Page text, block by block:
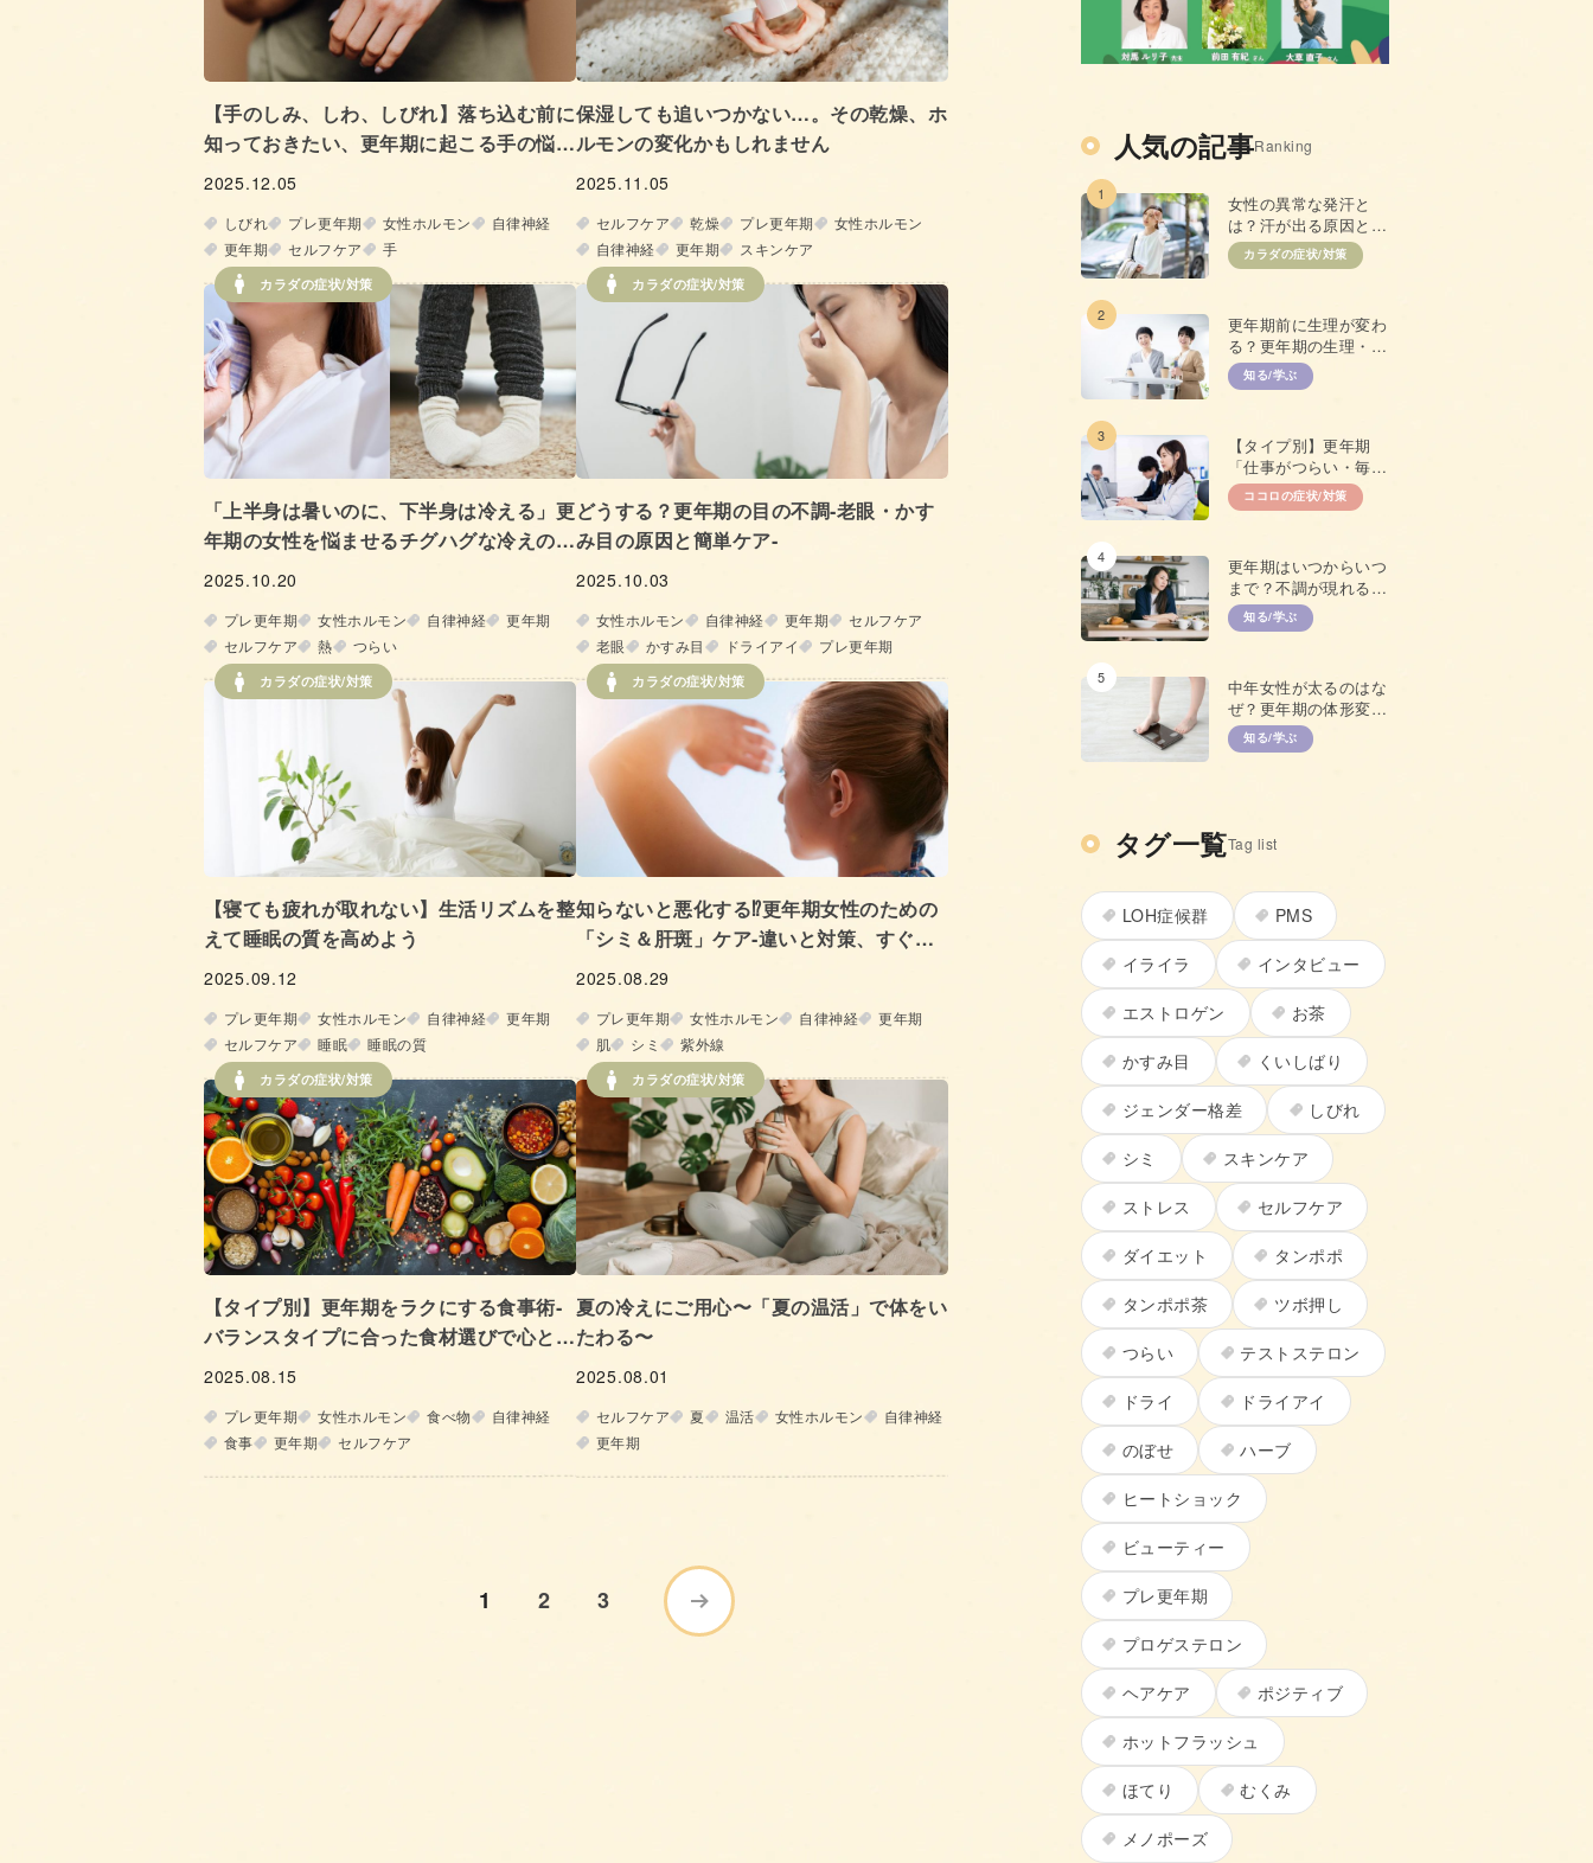
【手のしみ、しわ、しびれ】落ち込む前に
知っておきたい、更年期に起こる手の悩み
とケア方法
2025.12.05
しびれ プレ更年期 女性ホルモン
自律神経
更年期
セルフケア 手
保湿しても追いつかない…。その乾燥、ホ
ルモンの変化かもしれません
2025.11.05
セルフケア 乾燥 プレ更年期
女性ホルモン
自律神経
更年期 スキンケア
カラダの症状/対策
「上半身は暑いのに、下半身は冷える」更
年期の女性を悩ませるチグハグな冷えの正
体とは!?
2025.10.20
プレ更年期 女性ホルモン 自律神経
更年期
セルフケア
熱 つらい
カラダの症状/対策
どうする？更年期の目の不調‐老眼・かす
み目の原因と簡単ケア‐
2025.10.03
女性ホルモン 自律神経 更年期
セルフケア
老眼
かすみ目 ドライアイ プレ更年期
カラダの症状/対策
【寝ても疲れが取れない】生活リズムを整
えて睡眠の質を高めよう
2025.09.12
プレ更年期 女性ホルモン 自律神経
更年期
セルフケア
睡眠 睡眠の質
カラダの症状/対策
知らないと悪化する⁉更年期女性のための
「シミ＆肝斑」ケア‐違いと対策、すぐに
キレイになれるメイク法‐
2025.08.29
プレ更年期 女性ホルモン 自律神経
更年期
肌
シミ 紫外線
カラダの症状/対策
【タイプ別】更年期をラクにする食事術‐
バランスタイプに合った食材選びで心と体
をととのえよう‐
2025.08.15
プレ更年期 女性ホルモン 食べ物
自律神経
食事
更年期 セルフケア
カラダの症状/対策
夏の冷えにご用心〜「夏の温活」で体をい
たわる〜
2025.08.01
セルフケア 夏 温活 女性ホルモン
自律神経
更年期
1 2 3
人気の記事Ranking
1
女性の異常な発汗と
は？汗が出る原因と抑
えるための対策
カラダの症状/対策
2
更年期前に生理が変わ
る？更年期の生理・
PMSとの違い
知る/学ぶ
3
【タイプ別】更年期
「仕事がつらい・毎日
やる気が出ない」原因
と対策
ココロの症状/対策
4
更年期はいつからいつ
まで？不調が現れる年
齢やプレ更年期につい
て
知る/学ぶ
5
中年女性が太るのはな
ぜ？更年期の体形変化
と上手な対策
知る/学ぶ
タグ一覧Tag list
LOH症候群 PMS
イライラ インタビュー
エストロゲン お茶
かすみ目 くいしばり
ジェンダー格差 しびれ
シミ スキンケア
ストレス セルフケア
ダイエット タンポポ
タンポポ茶 ツボ押し
つらい テストステロン
ドライ ドライアイ
のぼせ ハーブ
ヒートショック
ビューティー
プレ更年期
プロゲステロン
ヘアケア ポジティブ
ホットフラッシュ
ほてり むくみ
メノポーズ